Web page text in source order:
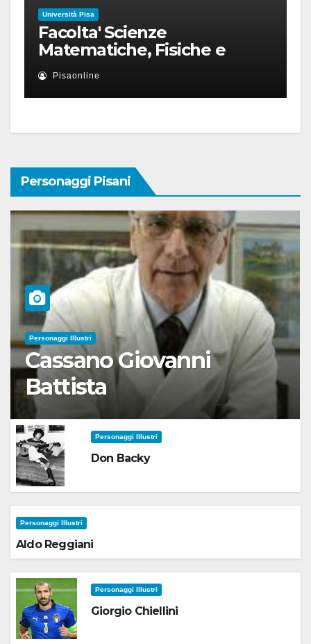
Università Pisa
Facolta' Scienze
Matematiche, Fisiche e
Naturali
Pisaonline
Personaggi Pisani
Personaggi Illustri
Cassano Giovanni
Battista
Personaggi Illustri
Don Backy
Personaggi Illustri
Aldo Reggiani
Personaggi Illustri
Giorgio Chiellini